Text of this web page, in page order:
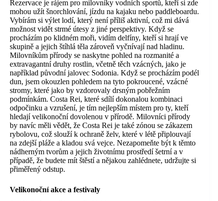
Rezervace je rájem pro milovníky vodních sportů, kteří si zde
mohou užít šnorchlování, jízdu na kajaku nebo paddleboardu.
Vybírám si výlet lodí, který není příliš aktivní, což mi dává
možnost vidět strmé útesy z jiné perspektivy. Když se
procházím po klidném moři, vidím delfíny, kteří si hrají ve
skupině a jejich štíhlá těla zároveň vyčnívají nad hladinu.
Milovníkům přírody se naskytne pohled na rozmanité a
extravagantní druhy rostlin, včetně těch vzácných, jako je
například původní jalovec Sodonia. Když se procházím podél
dun, jsem okouzlen pohledem na tyto pokroucené, vzácné
stromy, které jako by vzdorovaly drsným pobřežním
podmínkám. Costa Rei, které sdílí dokonalou kombinaci
odpočinku a vzrušení, je tím nejlepším místem pro ty, kteří
hledají velikonoční dovolenou v přírodě. Milovníci přírody
by navíc měli vědět, že Costa Rei je také zónou se zákazem
rybolovu, což slouží k ochraně želv, které v létě připlouvají
na zdejší pláže a kladou svá vejce. Nezapomeňte být k těmto
nádherným tvorům a jejich životnímu prostředí šetrní a v
případě, že budete mít štěstí a nějakou zahlédnete, udržujte si
přiměřený odstup.
Velikonoční akce a festivaly